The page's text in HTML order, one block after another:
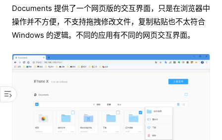
Documents 提供了一个网页版的交互界面，只是在浏览器中
操作并不方便，不支持拖拽修改文件，复制粘贴也不太符合
Windows 的逻辑。不同的应用有不同的网页交互界面。